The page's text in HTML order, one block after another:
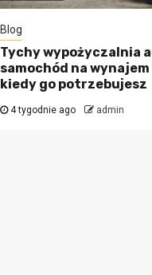
Blog
Tychy wypożyczalnia
samochód na
kiedy go potrzebujesz
4 tygodnie ago admin